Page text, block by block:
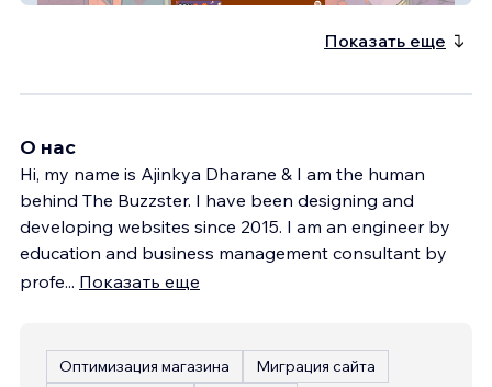
Показать еще
О нас
Hi, my name is Ajinkya Dharane & I am the human
behind The Buzzster. I have been designing and
developing websites since 2015. I am an engineer by
education and business management consultant by
profe... Показать еще
Оптимизация магазина
Миграция сайта